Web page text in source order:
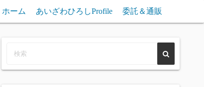
ホーム あいざわひろしProfile 委託＆通販